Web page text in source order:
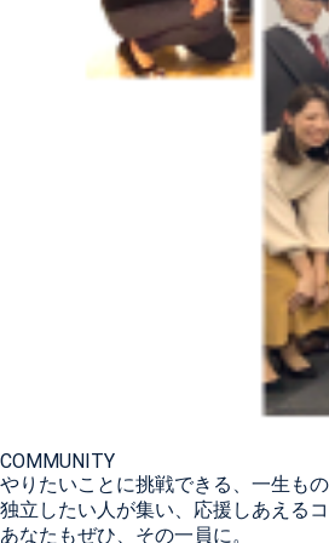
COMMUNITY
やりたいことに挑戦できる、一生も
独立したい人が集い、応援しあえる
あなたもぜひ、その一員に。